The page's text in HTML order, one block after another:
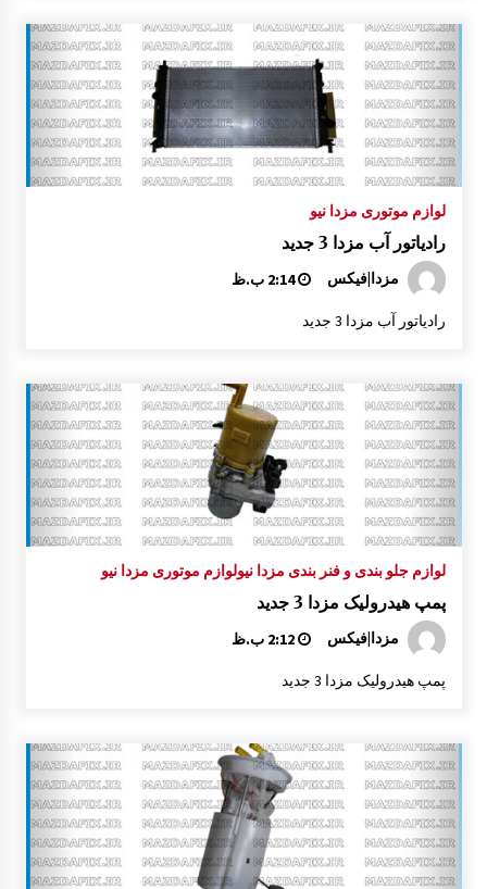
لوازم موتوری مزدا نیو
رادیاتور آب مزدا 3 جدید
مزدا|فیکس 2:14 ب.ظ
رادیاتور آب مزدا 3 جدید
لوازم جلو بندی و فنر بندی مزدا نیولوازم موتوری مزدا نیو
پمپ هیدرولیک مزدا 3 جدید
مزدا|فیکس 2:12 ب.ظ
پمپ هیدرولیک مزدا 3 جدید